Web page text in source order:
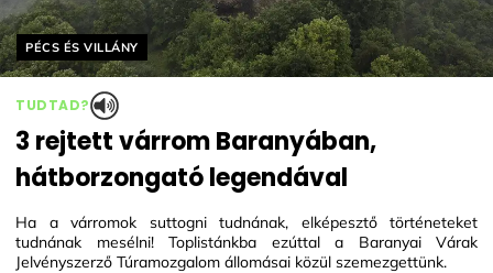
Helyszín címkék:
PÉCS ÉS VILLÁNY
TUDTAD?
3 rejtett várrom Baranyában,
hátborzongató legendával
Ha a várromok suttogni tudnának, elképesztő történeteket
tudnának mesélni! Toplistánkba ezúttal a Baranyai Várak
Jelvényszerző Túramozgalom állomásai közül szemezgettünk.